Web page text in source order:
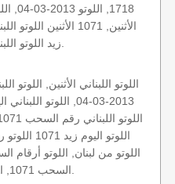
اللوتو اللبناني الأثنين, اللوتو
2013-03-04, اللوتو